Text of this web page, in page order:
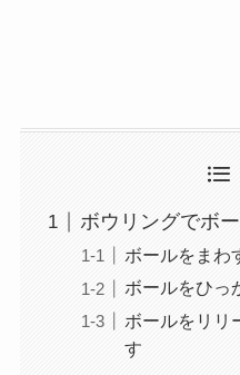
ボウリングでボ
ボールをまわ
ボールをひっ
ボールをリリ
す